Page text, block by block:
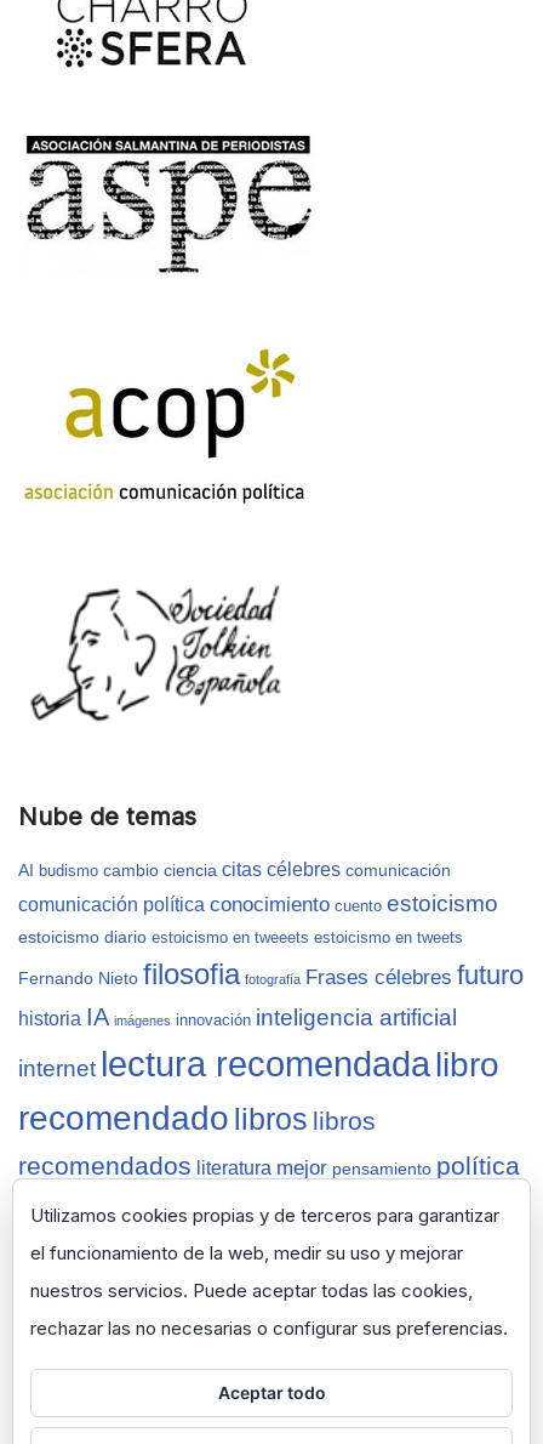
Nube de temas
AI budismo cambio ciencia citas célebres comunicación
comunicación política conocimiento cuento estoicismo
estoicismo diario estoicismo en tweeets estoicismo en tweets
Fernando Nieto filosofia fotografía Frases célebres futuro
historia IA imágenes innovación inteligencia artificial
internet lectura recomendadalibro
recomendado libros libros
recomendados literatura mejor pensamiento política
recomendaciones reflexiones sabiduría
Salamanca
sapiens
selección semana tecnología ted
Utilizamos cookies propias y de terceros para garantizar
el funcionamiento de la web, medir su uso y mejorar
nuestros servicios. Puede aceptar todas las cookies,
rechazar las no necesarias o configurar sus preferencias.
Aceptar todo